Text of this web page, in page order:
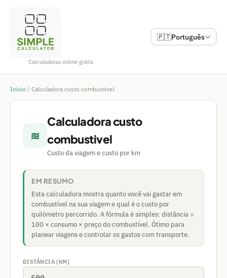
Calculadoras online grátis
🇵🇹Português
Início / Calculadora custo combustivel
≋
Calculadora custo
combustivel
Custo da viagem e custo por km
EM RESUMO
Esta calculadora mostra quanto você vai gastar em
combustível na sua viagem e qual é o custo por
quilómetro percorrido. A fórmula é simples: distância ÷
100 × consumo × preço do combustível. Ótimo para
planear viagens e controlar os gastos com transporte.
DISTÂNCIA (KM)